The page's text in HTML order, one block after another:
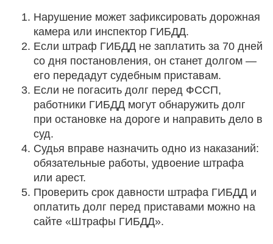
Нарушение может зафиксировать дорожная
камера или инспектор ГИБДД.
Если штраф ГИБДД не заплатить за 70 дней
со дня постановления, он станет долгом —
его передадут судебным приставам.
Если не погасить долг перед ФССП,
работники ГИБДД могут обнаружить долг
при остановке на дороге и направить дело в
суд.
Судья вправе назначить одно из наказаний:
обязательные работы, удвоение штрафа
или арест.
Проверить срок давности штрафа ГИБДД и
оплатить долг перед приставами можно на
сайте «Штрафы ГИБДД».